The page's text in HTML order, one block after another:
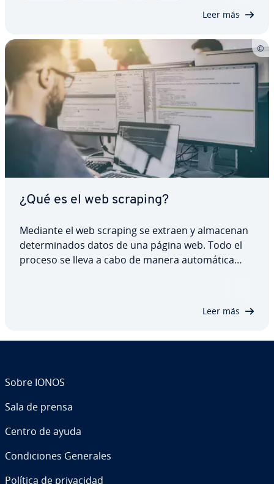
Leer más
¿Qué es el web scraping?
Mediante el web scraping se extraen y almacenan
de­te­r­mi­na­dos datos de una página web. Todo el
proceso se lleva a cabo de manera au­to­má­ti­ca
Leer más
Sobre IONOS
Sala de prensa
Centro de ayuda
Co­n­di­cio­nes Generales
Política de pri­va­ci­dad